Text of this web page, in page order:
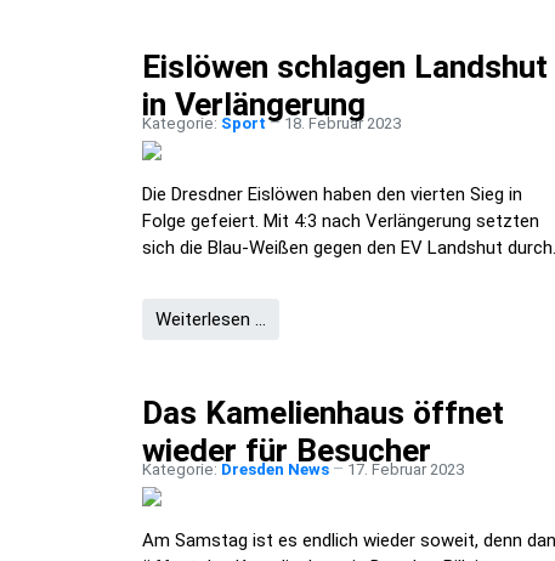
Eislöwen schlagen Landshut
in Verlängerung
Kategorie: Sport 18. Februar 2023
Die Dresdner Eislöwen haben den vierten Sieg in
Folge gefeiert. Mit 4:3 nach Verlängerung setzten
sich die Blau-Weißen gegen den EV Landshut durch.
Weiterlesen …
Das Kamelienhaus öffnet
wieder für Besucher
Kategorie: Dresden News 17. Februar 2023
Am Samstag ist es endlich wieder soweit, denn